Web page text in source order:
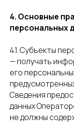
4. Основные
персональных
4.1. Субъекты
— получать
его
Сведения
данных
не должны